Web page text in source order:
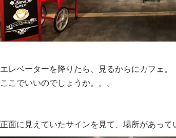
エレベーターを降りたら、見るからにカフェ。
ここでいいのでしょうか。。。
正面に見えていたサインを見て、場所があって